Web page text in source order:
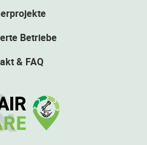
Betriebe
& FAQ